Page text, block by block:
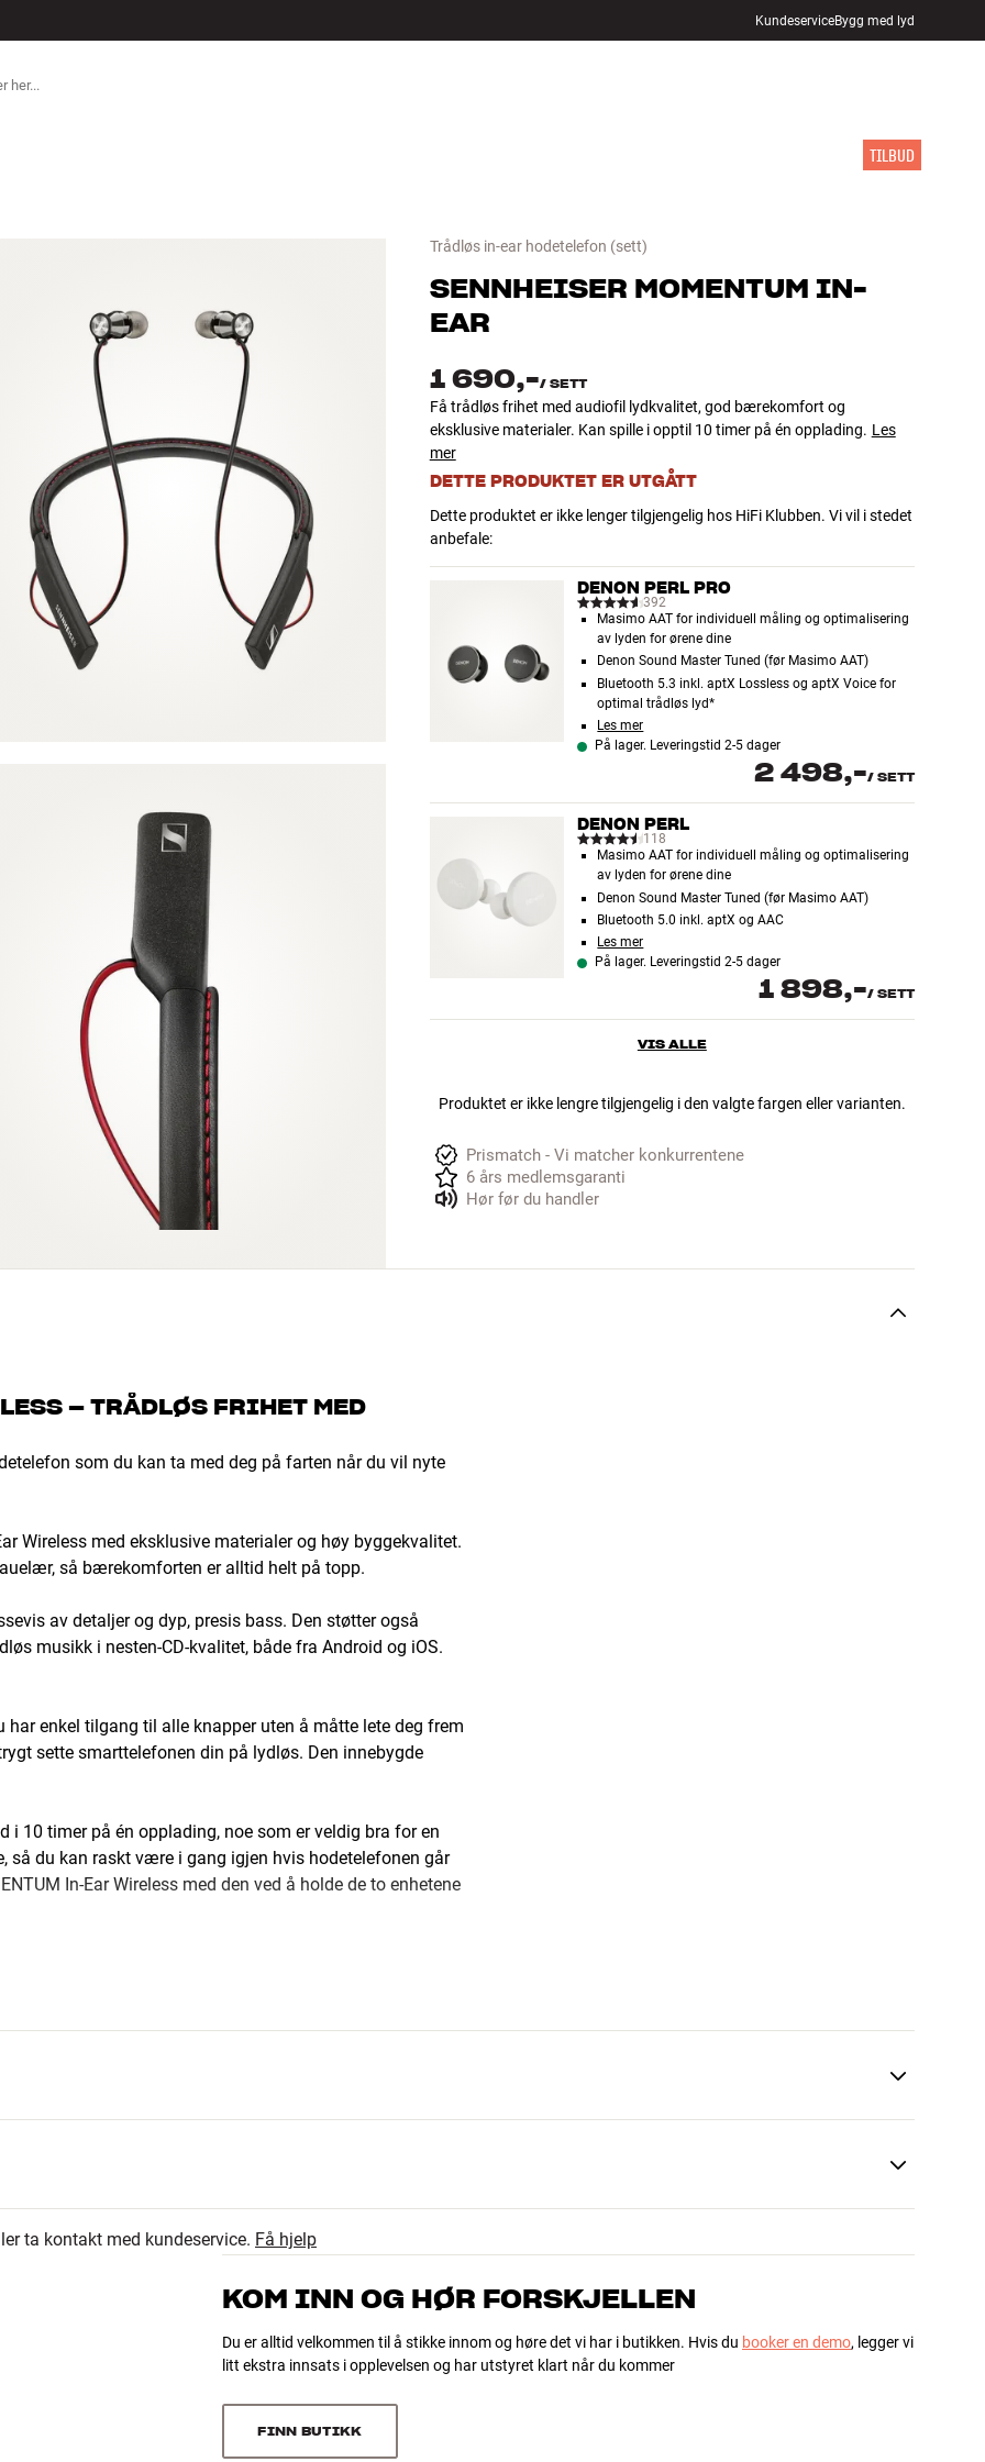
KundeserviceBygg med lyd
TILBUD
Trådløs in-ear hodetelefon (sett)
SENNHEISER MOMENTUM IN-
EAR
1 690,-/ SETT
Få trådløs frihet med audiofil lydkvalitet, god bærekomfort og
eksklusive materialer. Kan spille i opptil 10 timer på én opplading. Les
mer
DETTE PRODUKTET ER UTGÅTT
Dette produktet er ikke lenger tilgjengelig hos HiFi Klubben. Vi vil i stedet
anbefale:
DENON PERL PRO
392
Masimo AAT for individuell måling og optimalisering
av lyden for ørene dine
Denon Sound Master Tuned (før Masimo AAT)
Bluetooth 5.3 inkl. aptX Lossless og aptX Voice for
optimal trådløs lyd*
Les mer
På lager. Leveringstid 2-5 dager
2 498,-/ SETT
DENON PERL
118
Masimo AAT for individuell måling og optimalisering
av lyden for ørene dine
Denon Sound Master Tuned (før Masimo AAT)
Bluetooth 5.0 inkl. aptX og AAC
Les mer
På lager. Leveringstid 2-5 dager
1 898,-/ SETT
VIS ALLE
Produktet er ikke lengre tilgjengelig i den valgte fargen eller varianten.
Prismatch - Vi matcher konkurrentene
6 års medlemsgaranti
Hør før du handler
– TRÅDLØS FRIHET MED
som du kan ta med deg på farten når du vil nyte
Wireless med eksklusive materialer og høy byggekvalitet.
så bærekomforten er alltid helt på topp.
av detaljer og dyp, presis bass. Den støtter også
musikk i nesten-CD-kvalitet, både fra Android og iOS.
enkel tilgang til alle knapper uten å måtte lete deg frem
sette smarttelefonen din på lydløs. Den innebygde
i 10 timer på én opplading, noe som er veldig bra for en
så du kan raskt være i gang igjen hvis hodetelefonen går
In-Ear Wireless med den ved å holde de to enhetene
ta kontakt med kundeservice. Få hjelp
KOM INN OG HØR FORSKJELLEN
Du er alltid velkommen til å stikke innom og høre det vi har i butikken. Hvis du booker en demo, legger vi
litt ekstra innsats i opplevelsen og har utstyret klart når du kommer
FINN BUTIKK